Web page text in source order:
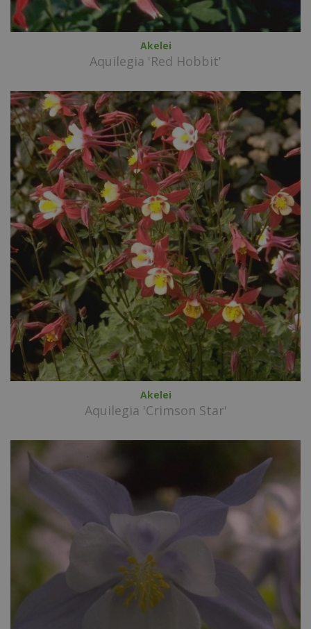
Akelei
Aquilegia 'Red Hobbit'
Akelei
Aquilegia 'Crimson Star'